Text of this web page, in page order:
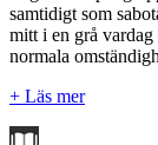
samtidigt som
mitt i en grå vardag
normala
+ Läs mer